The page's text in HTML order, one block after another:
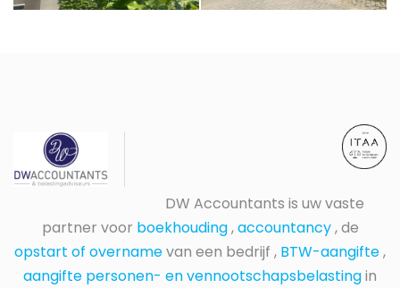
DW Accountants is uw vaste
partner voor boekhouding,accountancy, de
opstart of overnamevan een bedrijf , BTW-aangifte,
aangifte personen- en vennootschapsbelastingin